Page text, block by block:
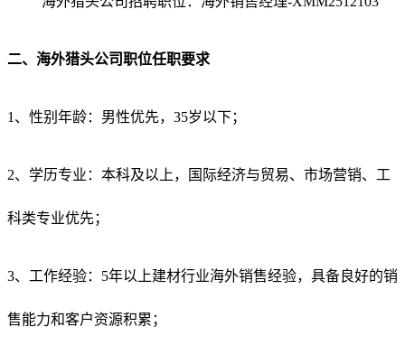
二、海外猎头公司职位任职要求
1、性别年龄：男性优先，35岁以下；
2、学历专业：本科及以上，国际经济与贸易、市场营销、工
科类专业优先；
3、工作经验：5年以上建材行业海外销售经验，具备良好的销
售能力和客户资源积累；